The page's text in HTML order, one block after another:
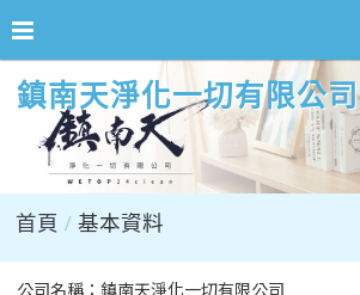
鎮南天淨化一切有限公司
首頁 基本資料
公司名稱：鎮南天淨化一切有限公司